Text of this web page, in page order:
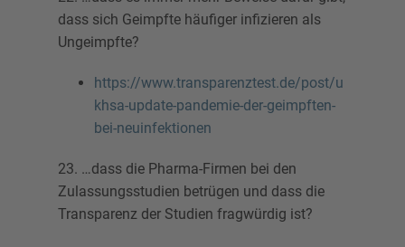
dass sich Geimpfte häufiger infizieren als
Ungeimpfte?
https://www.transparenztest.de/post/u
khsa-update-pandemie-der-geimpften-
bei-neuinfektionen
23. …dass die Pharma-Firmen bei den
Zulassungsstudien betrügen und dass die
Transparenz der Studien fragwürdig ist?